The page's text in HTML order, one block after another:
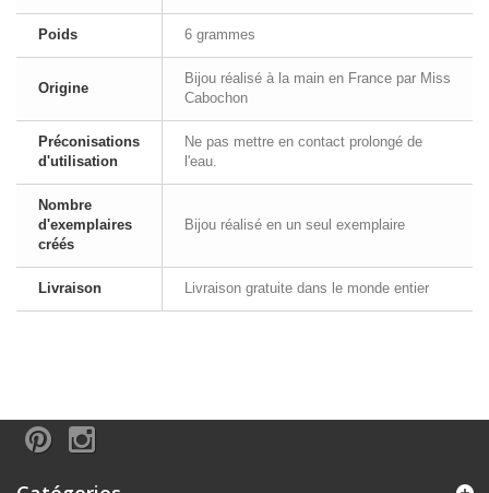
Poids 6 grammes
Origine
Bijou réalisé à la main en France par Miss
Cabochon
Préconisations
d'utilisation
Ne pas mettre en contact prolongé de
l'eau.
Nombre
d'exemplaires
créés
Bijou réalisé en un seul exemplaire
Livraison Livraison gratuite dans le monde entier